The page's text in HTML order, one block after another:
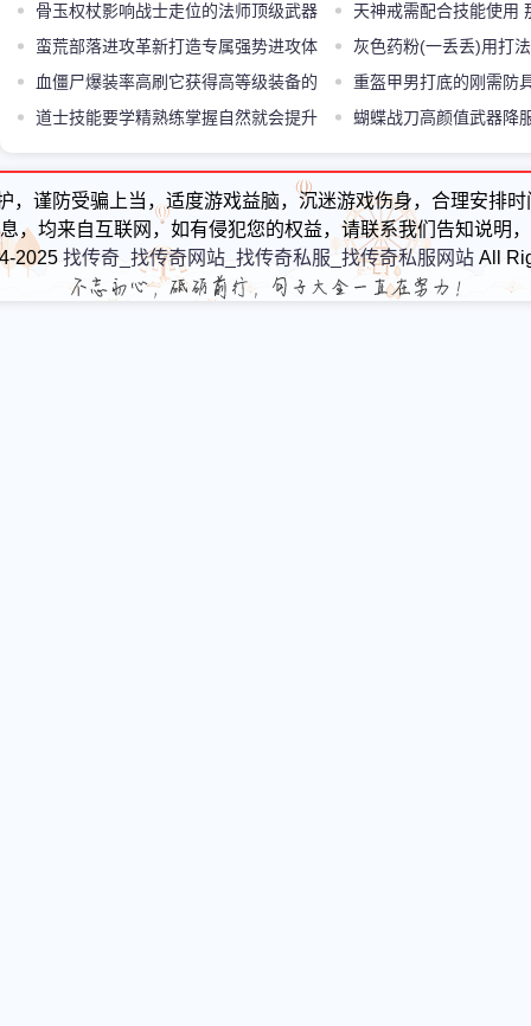
武器骨玉权杖影响战士走位的法师顶级武器
天神戒需配合技能使用
这样的技能才能发挥威力
蛮荒部落进攻革新打造专属强势进攻体
系
灰色药粉(一丢丢)用打
续航
血僵尸爆装率高刷它获得高等级装备的
方法是什么新手必看
重盔甲男打底的刚需防
路更易平稳发育
道士技能要学精熟练掌握自然就会提升
自己的作战能力
蝴蝶战刀高颜值武器降
产出手感顶好的
，谨防受骗上当，适度游戏益脑，沉迷游戏伤身，合理安排
，均来自互联网，如有侵犯您的权益，请联系我们告知说明
2025 找传奇_找传奇网站_找传奇私服_找传奇私服网站All